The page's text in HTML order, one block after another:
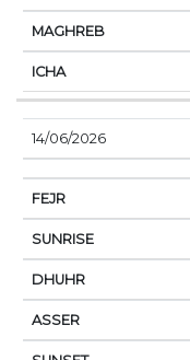
14/06/2026